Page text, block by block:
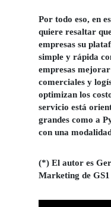
Por todo eso, en
quiere resaltar
empresas su
simple y rápida
empresas
comerciales y
optimizan los
servicio está
grandes como a
con una
(*) El autor es
Marketing de